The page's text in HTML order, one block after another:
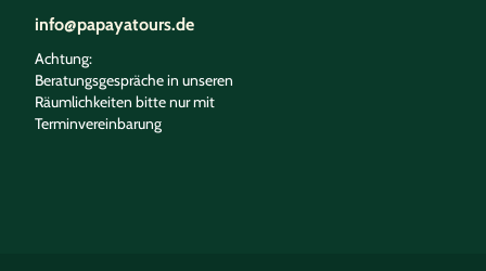
info@papayatours.de
Achtung:
Beratungsgespräche in unseren
Räumlichkeiten bitte nur mit
Terminvereinbarung